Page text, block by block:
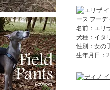
名前： エリ
犬種：イタ
性別：女の
生年月日：